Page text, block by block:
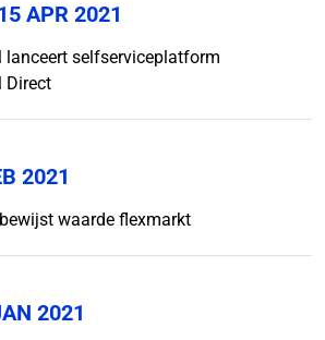
APR 2021
lanceert selfserviceplatform
Direct
2021
waarde flexmarkt
2021